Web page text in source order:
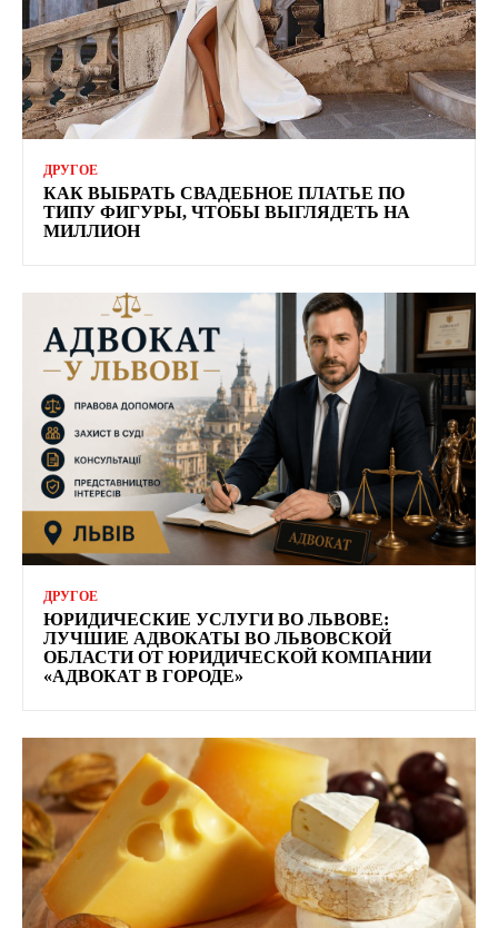
ДРУГОЕ
КАК ВЫБРАТЬ СВАДЕБНОЕ ПЛАТЬЕ ПО
ТИПУ ФИГУРЫ, ЧТОБЫ ВЫГЛЯДЕТЬ НА
МИЛЛИОН
ДРУГОЕ
ЮРИДИЧЕСКИЕ УСЛУГИ ВО ЛЬВОВЕ:
ЛУЧШИЕ АДВОКАТЫ ВО ЛЬВОВСКОЙ
ОБЛАСТИ ОТ ЮРИДИЧЕСКОЙ КОМПАНИИ
«АДВОКАТ В ГОРОДЕ»